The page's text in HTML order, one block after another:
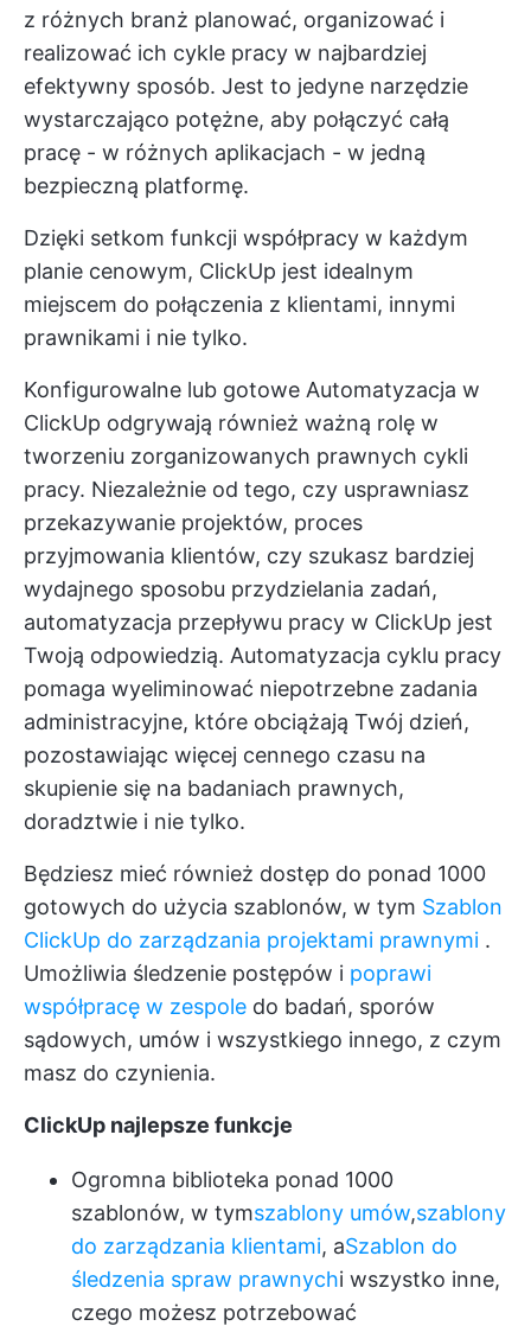
z różnych branż planować, organizować i
realizować ich cykle pracy w najbardziej
efektywny sposób. Jest to jedyne narzędzie
wystarczająco potężne, aby połączyć całą
pracę - w różnych aplikacjach - w jedną
bezpieczną platformę.
Dzięki setkom funkcji współpracy w każdym
planie cenowym, ClickUp jest idealnym
miejscem do połączenia z klientami, innymi
prawnikami i nie tylko.
Konfigurowalne lub gotowe Automatyzacja w
ClickUp odgrywają również ważną rolę w
tworzeniu zorganizowanych prawnych cykli
pracy. Niezależnie od tego, czy usprawniasz
przekazywanie projektów, proces
przyjmowania klientów, czy szukasz bardziej
wydajnego sposobu przydzielania zadań,
automatyzacja przepływu pracy w ClickUp jest
Twoją odpowiedzią. Automatyzacja cyklu pracy
pomaga wyeliminować niepotrzebne zadania
administracyjne, które obciążają Twój dzień,
pozostawiając więcej cennego czasu na
skupienie się na badaniach prawnych,
doradztwie i nie tylko.
Będziesz mieć również dostęp do ponad 1000
gotowych do użycia szablonów, w tym Szablon
ClickUp do zarządzania projektami prawnymi .
Umożliwia śledzenie postępów i poprawi
współpracę w zespole do badań, sporów
sądowych, umów i wszystkiego innego, z czym
masz do czynienia.
ClickUp najlepsze funkcje
Ogromna biblioteka ponad 1000
szablonów, w tymszablony umów,szablony
do zarządzania klientami, aSzablon do
śledzenia spraw prawnychi wszystko inne,
czego możesz potrzebować